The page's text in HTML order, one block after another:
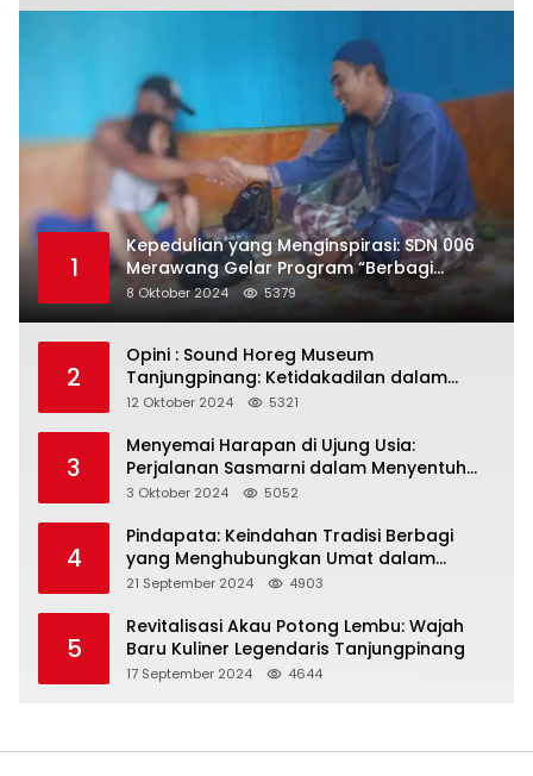
1
Kepedulian yang Menginspirasi: SDN 006
Merawang Gelar Program “Berbagi
Segenggam Beras”
8 Oktober 2024 5379
2
Opini : Sound Horeg Museum
Tanjungpinang: Ketidakadilan dalam
Representasi
12 Oktober 2024 5321
3
Menyemai Harapan di Ujung Usia:
Perjalanan Sasmarni dalam Menyentuh
Hati dan Jiwa
3 Oktober 2024 5052
4
Pindapata: Keindahan Tradisi Berbagi
yang Menghubungkan Umat dalam
Spiritualitas dan Kebersamaan dalam
21 September 2024 4903
5
Revitalisasi Akau Potong Lembu: Wajah
Baru Kuliner Legendaris Tanjungpinang
17 September 2024 4644